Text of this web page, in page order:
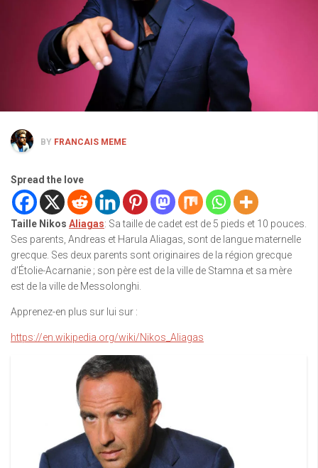
BY FRANCAIS MEME
Spread the love
Taille Nikos Aliagas: Sa taille de cadet est de 5 pieds et 10 pouces.
Ses parents, Andreas et Harula Aliagas, sont de langue maternelle
grecque. Ses deux parents sont originaires de la région grecque
d’Étolie-Acarnanie ; son père est de la ville de Stamna et sa mère
est de la ville de Messolonghi.
Apprenez-en plus sur lui sur :
https://en.wikipedia.org/wiki/Nikos_Aliagas